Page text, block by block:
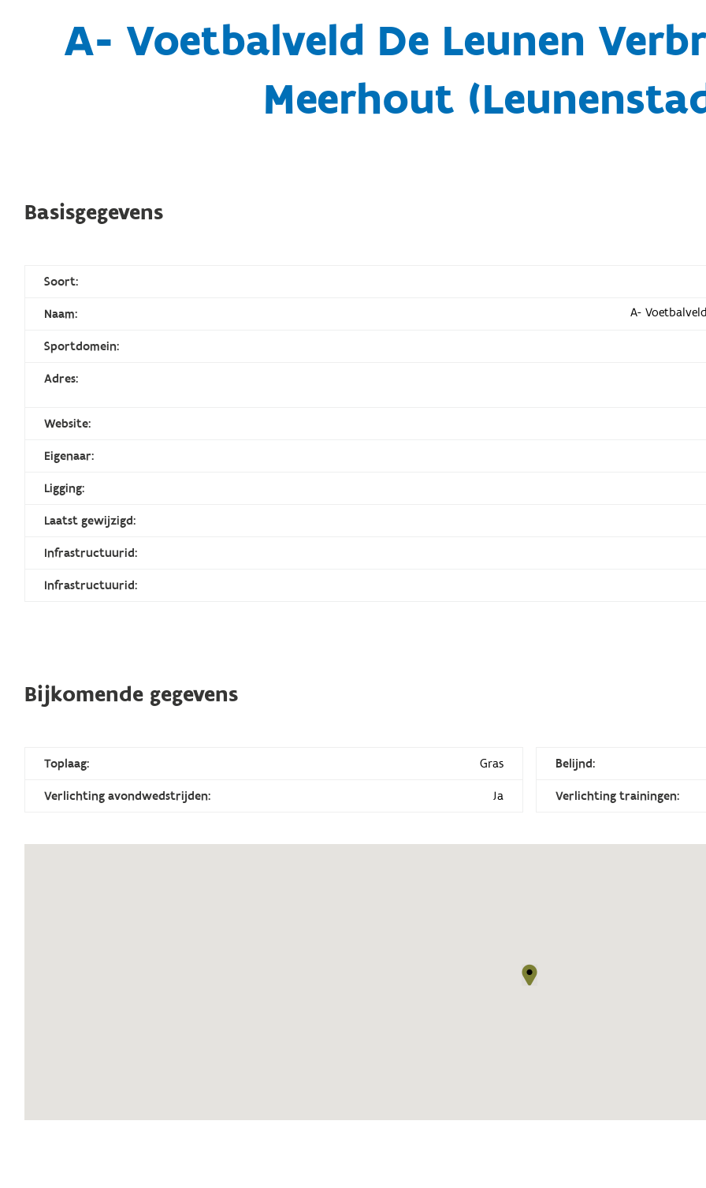
A- Voetbalveld De Leunen
Meerhout
Basisgegevens
Soort:
Naam: A-
Sportdomein:
Adres:
Website:
Eigenaar:
Ligging:
Laatst gewijzigd:
Infrastructuurid:
Infrastructuurid:
Bijkomende gegevens
Toplaag: Gras Belijnd:
Verlichting avondwedstrijden: Ja Verlichting trainingen: